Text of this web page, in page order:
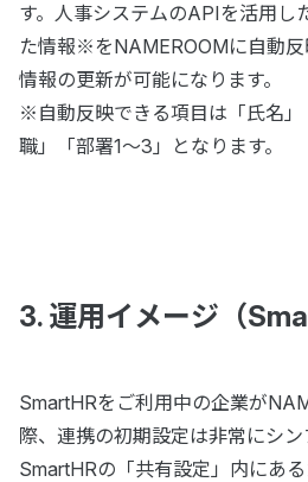
す。人事システムのAPIを活用し
た情報※をNAMEROOMに自動
情報の更新が可能になります。
※自動反映できる項目は「氏名
職」「部署1～3」となります。
3. 運用イメージ（
SmartHRをご利用中の企業が
際、連携の初期設定は非常にシ
SmartHRの「共有設定」内にあ